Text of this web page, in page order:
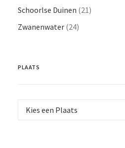
Schoorlse Duinen (21)
Zwanenwater (24)
PLAATS